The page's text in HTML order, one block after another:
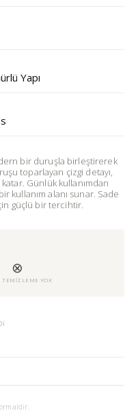
Yapı
bir duruşla birleştirerek
toparlayan çizgi detayı,
Günlük kullanımdan
kullanım alanı sunar. Sade
güçlü bir tercihtir.
⊗
TEMIZLEME YOK